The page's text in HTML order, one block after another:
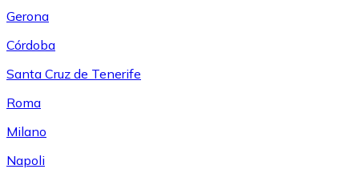
Gerona
Córdoba
Santa Cruz de Tenerife
Roma
Milano
Napoli